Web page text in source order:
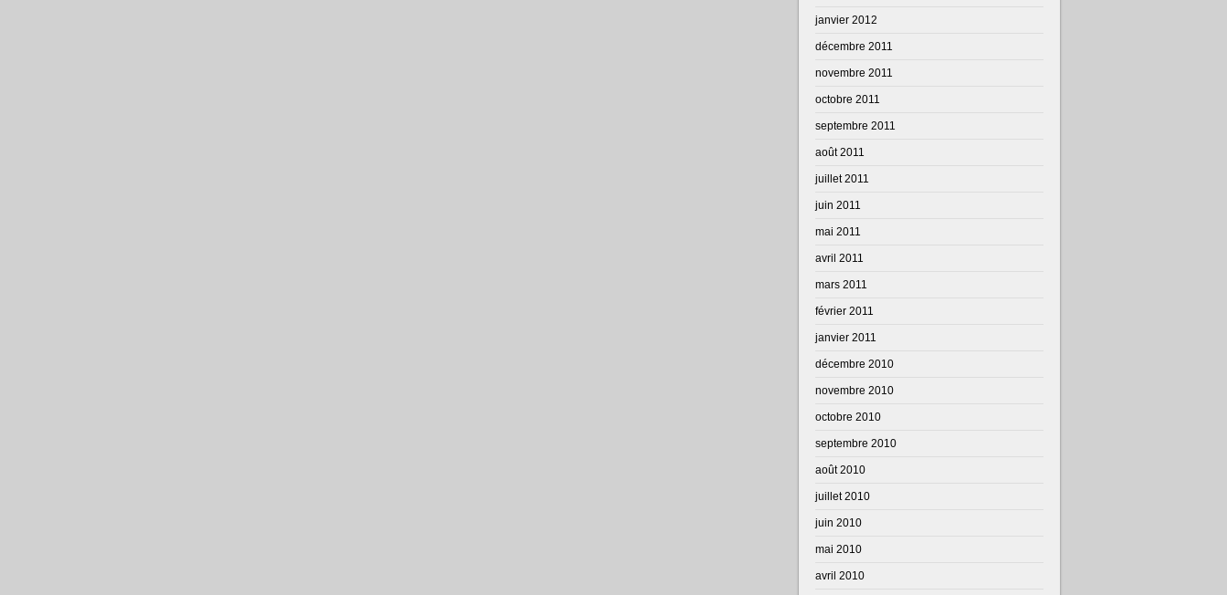
janvier 2012
décembre 2011
novembre 2011
octobre 2011
septembre 2011
août 2011
juillet 2011
juin 2011
mai 2011
avril 2011
mars 2011
février 2011
janvier 2011
décembre 2010
novembre 2010
octobre 2010
septembre 2010
août 2010
juillet 2010
juin 2010
mai 2010
avril 2010